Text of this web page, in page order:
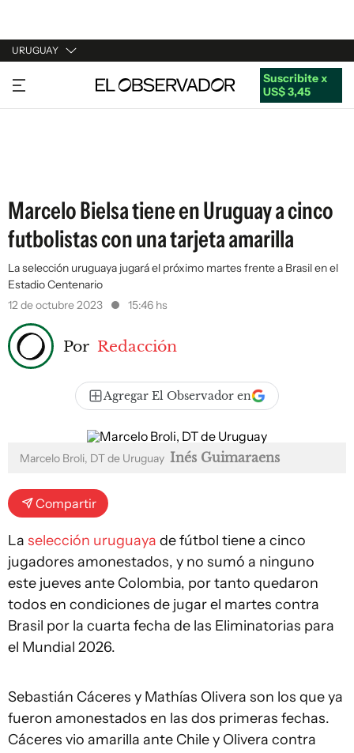
URUGUAY
URUGUAY
ARGENTINA
Suscribite x
US$ 3,45
Marcelo Bielsa tiene en Uruguay a cinco
futbolistas con una tarjeta amarilla
La selección uruguaya jugará el próximo martes frente a Brasil en el
Estadio Centenario
12 de octubre 2023
15:46 hs
Por Redacción
Agregar El Observador en
Marcelo Broli, DT de Uruguay Inés Guimaraens
Compartir
La selección uruguaya de fútbol tiene a cinco
jugadores amonestados, y no sumó a ninguno
este jueves ante Colombia, por tanto quedaron
todos en condiciones de jugar el martes contra
Brasil por la cuarta fecha de las Eliminatorias para
el Mundial 2026.
Sebastián Cáceres y Mathías Olivera son los que ya
fueron amonestados en las dos primeras fechas.
Cáceres vio amarilla ante Chile y Olivera contra